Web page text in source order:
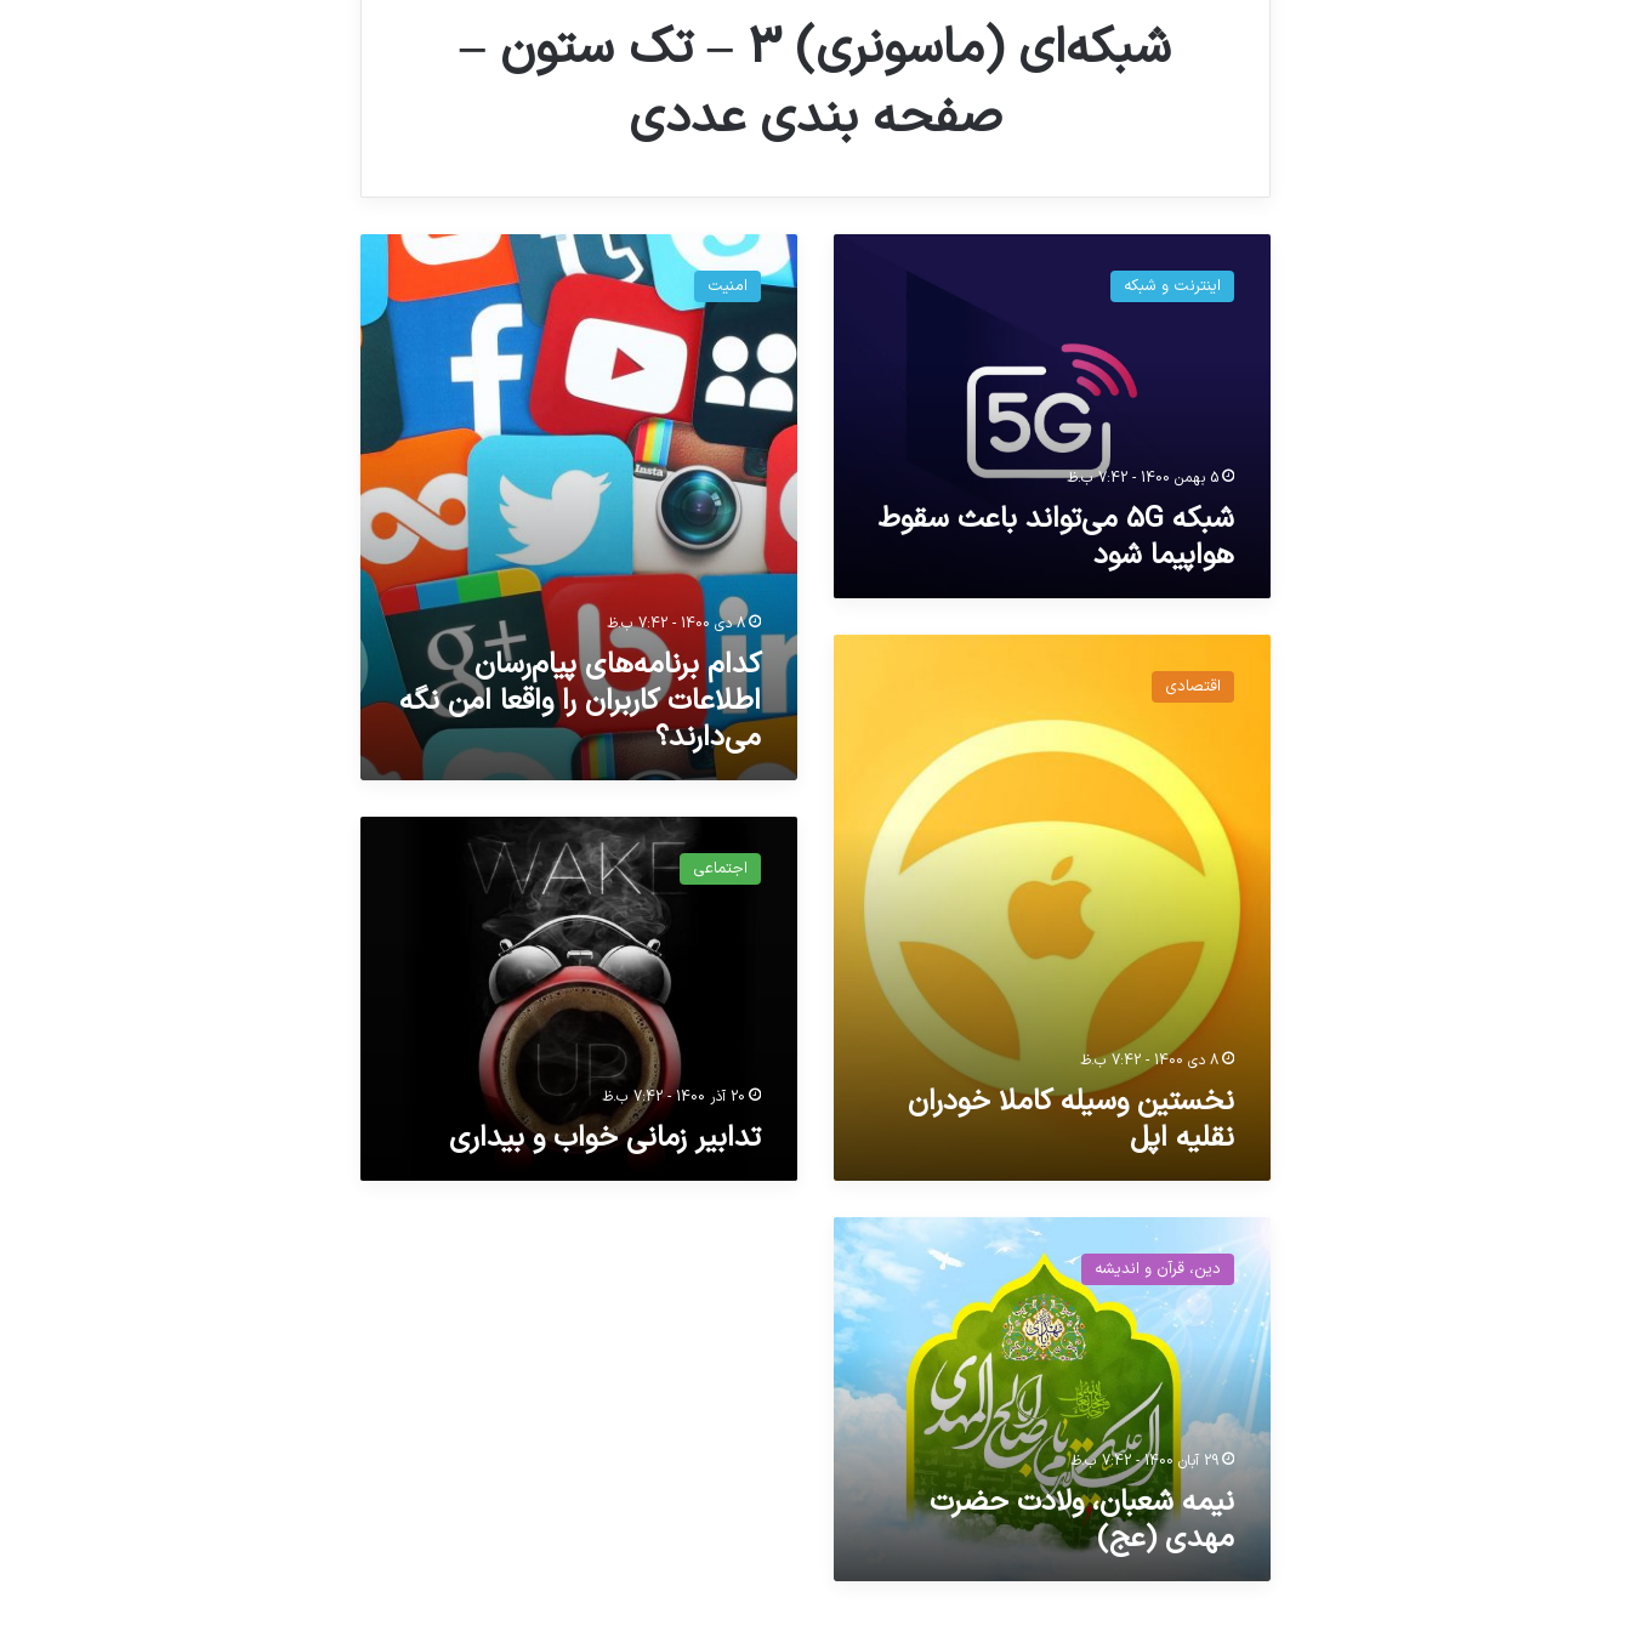
شبکه‌ای (ماسونری) 3 – تک ستون –
صفحه بندی عددی
می‌توانداینترنت و شبکه
5 بهمن 1400 - 7:42 ب.ظ
شبکه 5G می‌تواند باعث سقوط
هواپیما شود
کدام
برنامه‌های
پیام‌رسان
کاربران
را
واقعا
امن
می‌دارند؟
امنیت
8 دی 1400 - 7:42 ب.ظ
کدام برنامه‌های پیام‌رسان
اطلاعات کاربران را واقعا امن نگه
می‌دارند؟
اقتصادی
8 دی 1400 - 7:42 ب.ظ
نخستین وسیله کاملا خودران
نقلیه اپل
اجتماعی
20 آذر 1400 - 7:42 ب.ظ
تدابیر زمانی خواب و بیداری
شعبان،
ولادت
حضرت
مهدی
(عج)
دین، قرآن و اندیشه
29 آبان 1400 - 7:42 ب.ظ
نیمه شعبان، ولادت حضرت
مهدی (عج)